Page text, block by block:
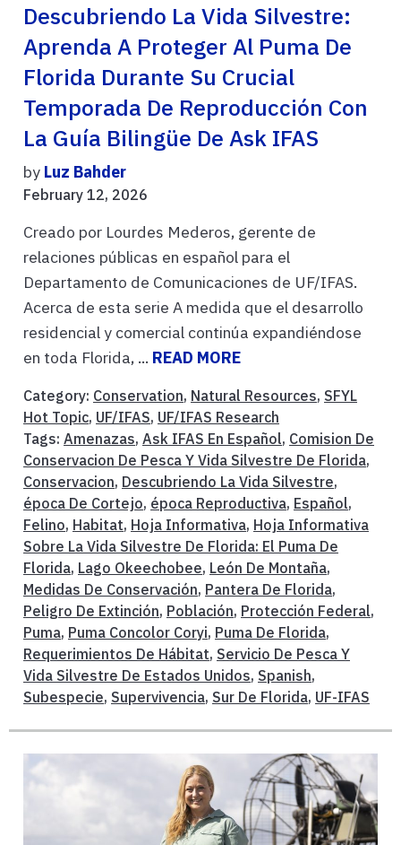
Descubriendo La Vida Silvestre:
Aprenda A Proteger Al Puma De
Florida Durante Su Crucial
Temporada De Reproducción Con
La Guía Bilingüe De Ask IFAS
by Luz Bahder
February 12, 2026
Creado por Lourdes Mederos, gerente de
relaciones públicas en español para el
Departamento de Comunicaciones de UF/IFAS.
Acerca de esta serie A medida que el desarrollo
residencial y comercial continúa expandiéndose
en toda Florida, ... READ MORE
Category: Conservation, Natural Resources, SFYL
Hot Topic, UF/IFAS, UF/IFAS Research
Tags: Amenazas, Ask IFAS En Español, Comision De
Conservacion De Pesca Y Vida Silvestre De Florida,
Conservacion, Descubriendo La Vida Silvestre,
época De Cortejo, época Reproductiva, Español,
Felino, Habitat, Hoja Informativa, Hoja Informativa
Sobre La Vida Silvestre De Florida: El Puma De
Florida, Lago Okeechobee, León De Montaña,
Medidas De Conservación, Pantera De Florida,
Peligro De Extinción, Población, Protección Federal,
Puma, Puma Concolor Coryi, Puma De Florida,
Requerimientos De Hábitat, Servicio De Pesca Y
Vida Silvestre De Estados Unidos, Spanish,
Subespecie, Supervivencia, Sur De Florida, UF-IFAS